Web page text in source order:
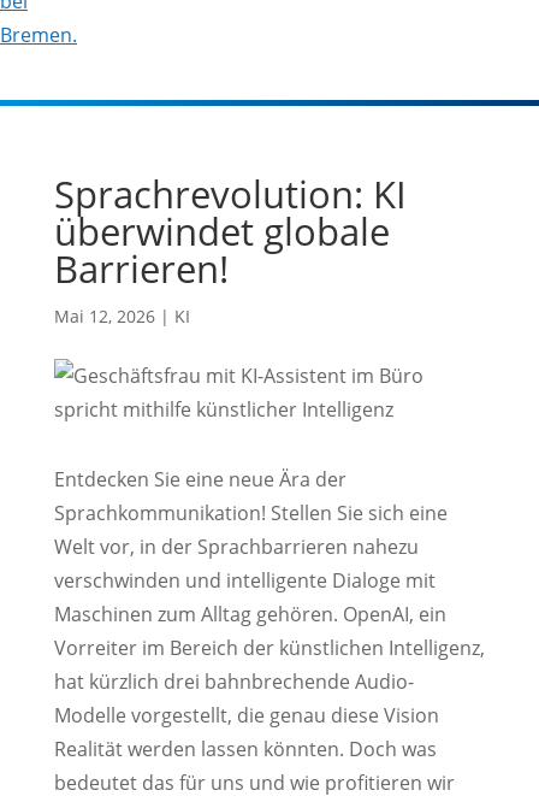
Sprachrevolution: KI
überwindet globale
Barrieren!
Mai 12, 2026| KI
Entdecken Sie eine neue Ära der
Sprachkommunikation! Stellen Sie sich eine
Welt vor, in der Sprachbarrieren nahezu
verschwinden und intelligente Dialoge mit
Maschinen zum Alltag gehören. OpenAI, ein
Vorreiter im Bereich der künstlichen Intelligenz,
hat kürzlich drei bahnbrechende Audio-
Modelle vorgestellt, die genau diese Vision
Realität werden lassen könnten. Doch was
bedeutet das für uns und wie profitieren wir